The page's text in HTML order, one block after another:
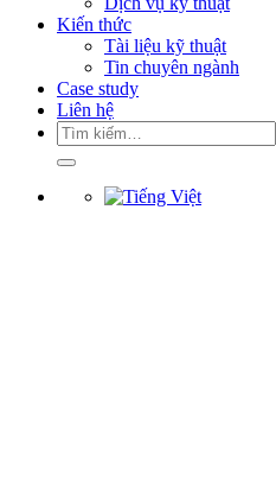
Kiến thức
Tài liệu kỹ thuật
Tin chuyên ngành
Case study
Liên hệ
Tìm
kiếm: